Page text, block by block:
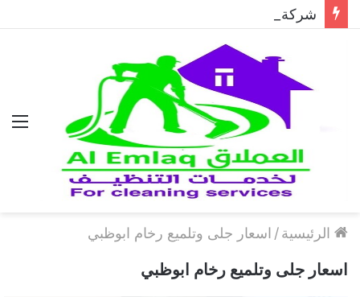
الرئيسية/ اسعار جلى وتلميع رخام ابوظبي
اسعار جلى وتلميع رخام ابوظبي